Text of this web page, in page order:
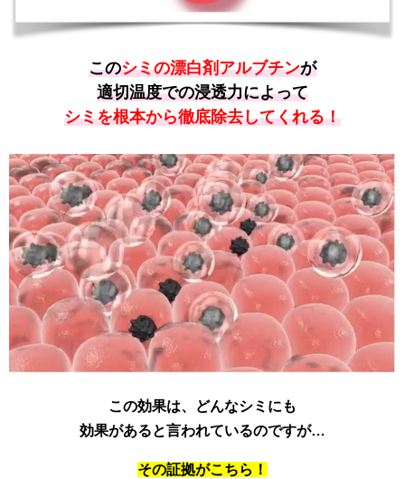
このシミの漂白剤アルブチンが
適切温度での浸透力によって
シミを根本から徹底除去してくれる！
この効果は、どんなシミにも
効果があると言われているのですが…
その証拠がこちら！